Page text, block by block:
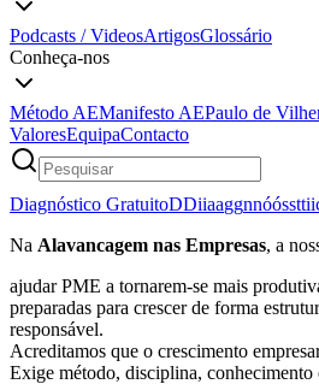
Podcasts / VideosArtigosGlossário
Conheça-nos
Método AEManifesto AEPaulo de
ValoresEquipaContacto
Diagnóstico GratuitoDDiiaaggnnóóssttii
Na Alavancagem nas Empresas, a
ajudar PME a tornarem-se mais
preparadas para crescer de forma
responsável.
Acreditamos que o crescimento
Exige método, disciplina, conhecimento